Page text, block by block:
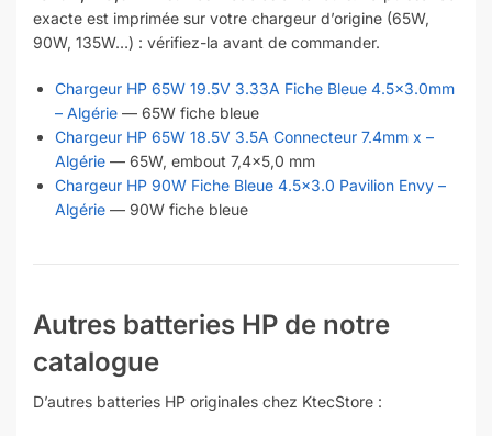
exacte est imprimée sur votre chargeur d’origine (65W,
90W, 135W…) : vérifiez-la avant de commander.
Chargeur HP 65W 19.5V 3.33A Fiche Bleue 4.5×3.0mm
– Algérie — 65W fiche bleue
Chargeur HP 65W 18.5V 3.5A Connecteur 7.4mm x –
Algérie — 65W, embout 7,4×5,0 mm
Chargeur HP 90W Fiche Bleue 4.5×3.0 Pavilion Envy –
Algérie — 90W fiche bleue
Autres batteries HP de notre
catalogue
D’autres batteries HP originales chez KtecStore :